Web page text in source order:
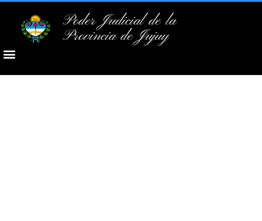
Poder Judicial de la
Provincia de Jujuy